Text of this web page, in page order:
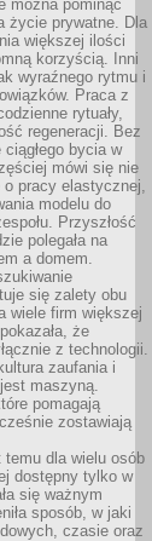
można pominąć
życie prywatne. Dla
większej ilości
korzyścią. Inni
wyraźnego rytmu i
Praca z
rytuały,
regeneracji. Bez
bycia w
mówi się nie
pracy elastycznej,
modelu do
Przyszłość
polegała na
a domem.
się zalety obu
wiele firm większej
że
z technologii.
zaufania i
maszyną.
pomagają
zostawiają
dla wielu osób
dostępny tylko w
się ważnym
sposób, w jaki
czasie oraz